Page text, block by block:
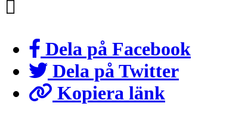
Dela på Facebook
Dela på Twitter
Kopiera länk